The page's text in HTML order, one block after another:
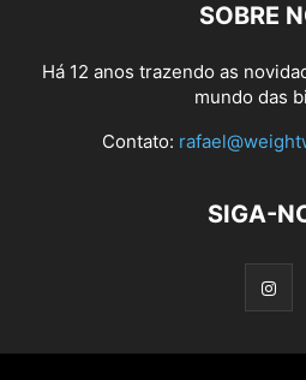
SOBRE
Há 12 anos trazendo as
mundo das
Contato:
SIGA-